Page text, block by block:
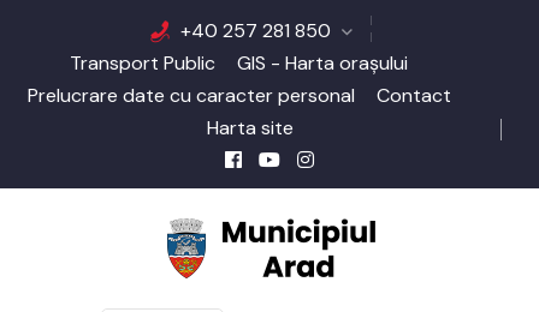
+40 257 281 850
Transport Public
GIS - Harta orașului
Prelucrare date cu caracter personal
Contact
Harta site